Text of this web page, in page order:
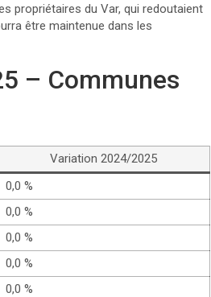
propriétaires du Var, qui redoutaient
être maintenue dans les
– Communes
Variation 2024/2025
0,0 %
0,0 %
0,0 %
0,0 %
0,0 %